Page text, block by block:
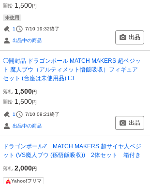
開始 1,500円
未使用
1 7/10 19:32終了
出品中の商品 出品
◯開封品 ドラゴンボール MATCH MAKERS 超ベジッ
ト 魔人ブウ（アルティメット悟飯吸収）フィギュア
セット (台座は未使用品) L3
落札 1,500円
開始 1,500円
1 7/10 09:21終了
出品中の商品 出品
ドラゴンボールZ MATCH MAKERS 超サイヤ人ベジ
ット (VS魔人ブウ (孫悟飯吸収)) 2体セット 箱付き
落札 2,000円
Yahoo!フリマ